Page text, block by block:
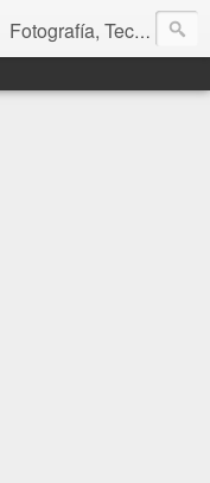
Fotografía, Tecnología, Cine y Videojuegos en un Blog Multitemática. El rinconcito del creador de FotoMuseo 3D y Left 4 SGC.